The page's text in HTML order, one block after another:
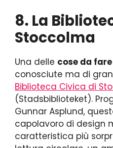
8. La
Stoccolma
Una delle cose da
conosciute ma di
Biblioteca Civica di
(Stadsbiblioteket).
Gunnar Asplund,
capolavoro di design
caratteristica più